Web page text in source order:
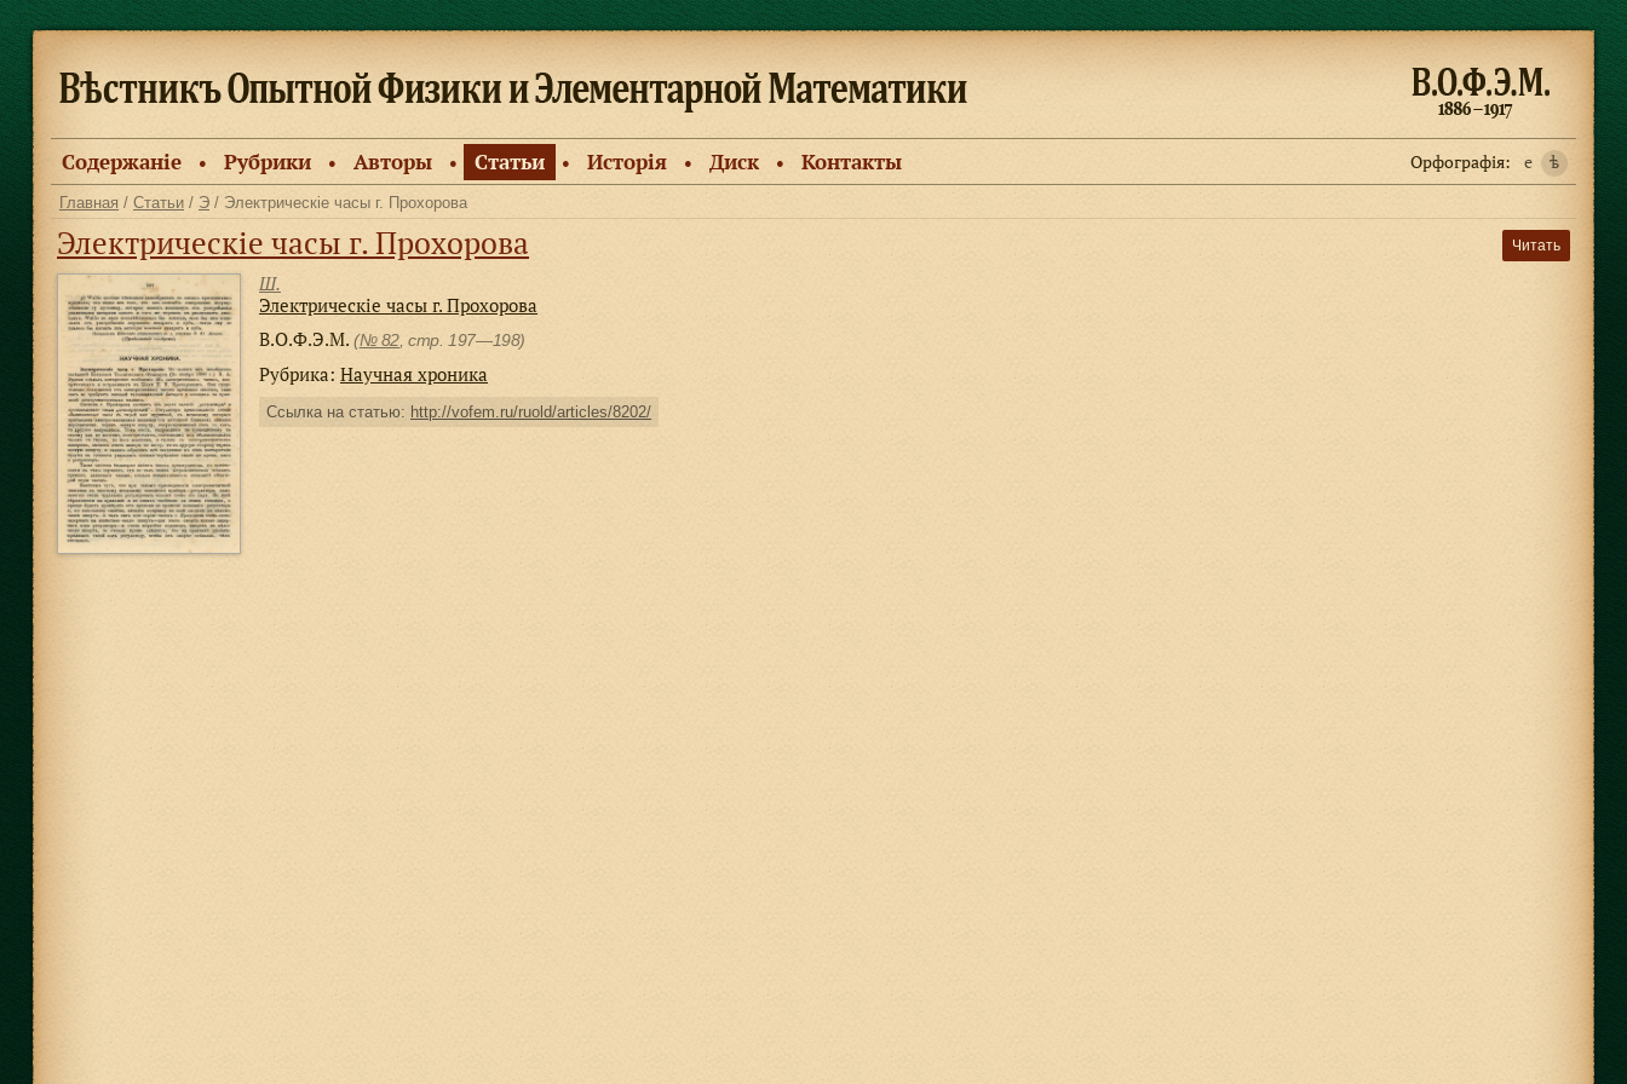
Содержанiе ● Рубрики ● Авторы ● Статьи ● Исторiя ● Диск ● Контакты Орфографiя: e ѣ
Главная / Статьи / Э / Электрическiе часы г. Прохорова
Читать
Электрическiе часы г. Прохорова
Ш.
Электрическiе часы г. Прохорова
В.О.Ф.Э.М. (№ 82 , стр. 197—198)
Рубрика: Научная хроника
Ссылка на статью: http://vofem.ru/ruold/articles/8202/